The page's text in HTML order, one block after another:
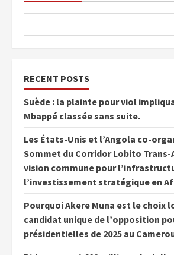
RECENT POSTS
Suède : la plainte pour viol
Mbappé classée sans suite.
Les États-Unis et l’Angola co-
Sommet du Corridor Lobito Trans-
vision commune pour
l’investissement stratégique en
Pourquoi Akere Muna est le choix
candidat unique de l’opposition
présidentielles de 2025 au